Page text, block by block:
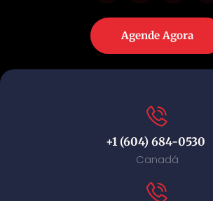
Agende Agora
+1 (604) 684-0530
Canadá